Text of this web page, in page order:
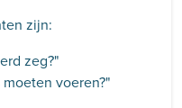
zijn:
zeg?"
voeren?"